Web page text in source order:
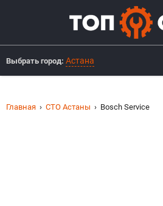
Выбрать город: Астана
Главная СТО Астаны Bosch Service